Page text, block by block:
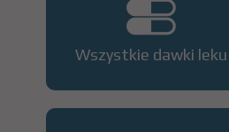
Wszystkie dawki leku